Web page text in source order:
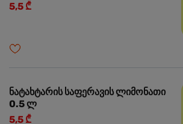
5,5 ₾
ნატახტარის საფერავის ლიმონათი
0.5 ლ
5,5 ₾